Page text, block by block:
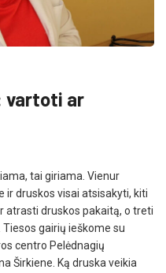
vartoti ar
tai giriama. Vienur
druskos visai atsisakyti, kiti
atrasti druskos pakaitą, o treti
gairių ieškome su
centro Pelėdnagių
Širkiene. Ką druska veikia